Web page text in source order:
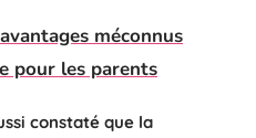
méconnus
pour les parents
constaté que la